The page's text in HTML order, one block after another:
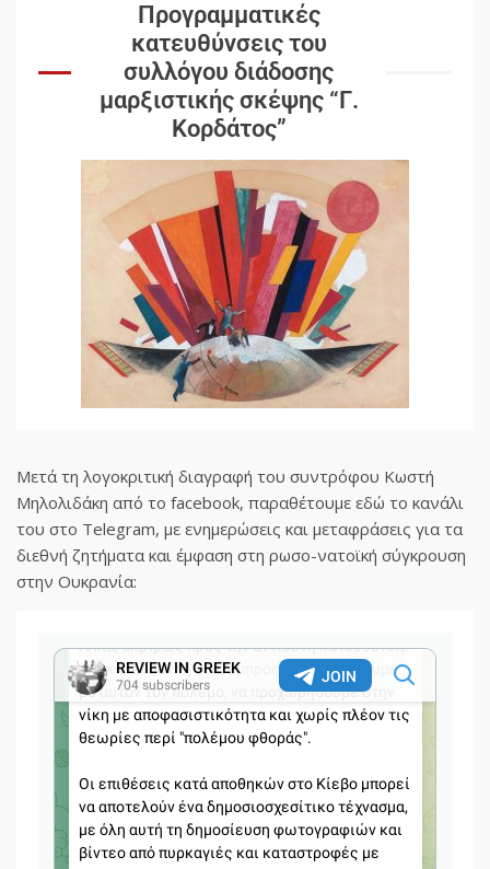
Προγραμματικές
κατευθύνσεις του
συλλόγου διάδοσης
μαρξιστικής σκέψης “Γ.
Κορδάτος”
Μετά τη λογοκριτική διαγραφή του συντρόφου Κωστή
Μηλολιδάκη από το facebook, παραθέτουμε εδώ το κανάλι
του στο Telegram, με ενημερώσεις και μεταφράσεις για τα
διεθνή ζητήματα και έμφαση στη ρωσο-νατοϊκή σύγκρουση
στην Ουκρανία: